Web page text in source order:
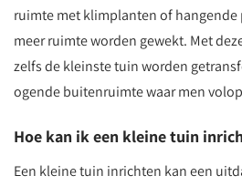
ruimte met klimplanten of
meer ruimte worden gewekt. Met
zelfs de kleinste tuin worden
ogende buitenruimte waar men
Hoe kan ik een kleine tuin
Een kleine tuin inrichten kan een